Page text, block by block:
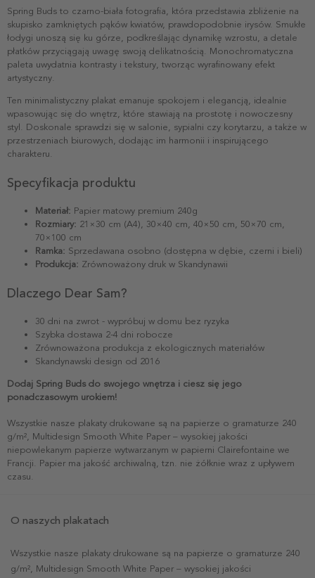
Spring Buds to czarno-biała fotografia, która przedstawia zbliżenie na
skupisko zamkniętych pąków kwiatów, prawdopodobnie irysów. Smukłe
łodygi unoszą się ku górze, podkreślając dynamikę wzrostu, a detale
płatków przyciągają uwagę swoją delikatnością. Monochromatyczna
paleta uwydatnia kontrasty i tekstury, tworząc wyrafinowany efekt
artystyczny.
Ten minimalistyczny plakat emanuje spokojem i elegancją, idealnie
wpasowując się do wnętrz, które stawiają na prostotę i nowoczesny
styl. Doskonale sprawdzi się w salonie, sypialni czy korytarzu, a także w
przestrzeniach biurowych, dodając im harmonii i inspirującego
charakteru.
Specyfikacja produktu
Materiał: Papier matowy premium 240g
Rozmiary: 21×30 cm (A4), 30×40 cm, 40×50 cm, 50×70 cm,
70×100 cm
Ramka: Sprzedawana osobno (dostępna w dębie, czerni i bieli)
Produkcja: Zrównoważony druk w Skandynawii
Dlaczego Dear Sam?
30 dni na zwrot - wypróbuj w domu bez ryzyka
Szybka dostawa 2-4 dni robocze
Zrównoważona produkcja z ekologicznych materiałów
Skandynawski design od 2016
Dodaj Spring Buds do swojego wnętrza i ciesz się jego
ponadczasowym urokiem!
Wszystkie nasze plakaty drukowane są na papierze o gramaturze 240
g/m², Multidesign Smooth White Paper – wysokiej jakości
niepowlekanym papierze wytwarzanym w papierni Clairefontaine we
Francji. Papier ma jakość archiwalną, tzn. nie żółknie wraz z upływem
czasu.
O naszych plakatach
Wszystkie nasze plakaty drukowane są na papierze o gramaturze 240
g/m², Multidesign Smooth White Paper – wysokiej jakości